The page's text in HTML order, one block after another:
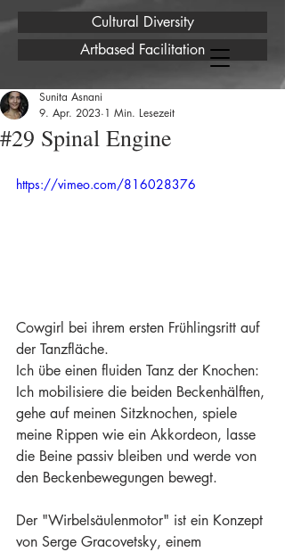
Cultural Diversity
Artbased Facilitation
#29 Spinal Engine
Sunita Asnani
9. Apr. 2023 1 Min. Lesezeit
https://vimeo.com/816028376
Cowgirl bei ihrem ersten Frühlingsritt auf
der Tanzfläche.
Ich übe einen fluiden Tanz der Knochen:
Ich mobilisiere die beiden Beckenhälften,
gehe auf meinen Sitzknochen, spiele
meine Rippen wie ein Akkordeon, lasse
die Beine passiv bleiben und werde von
den Beckenbewegungen bewegt.
Der "Wirbelsäulenmotor" ist ein Konzept
von Serge Gracovetsky, einem